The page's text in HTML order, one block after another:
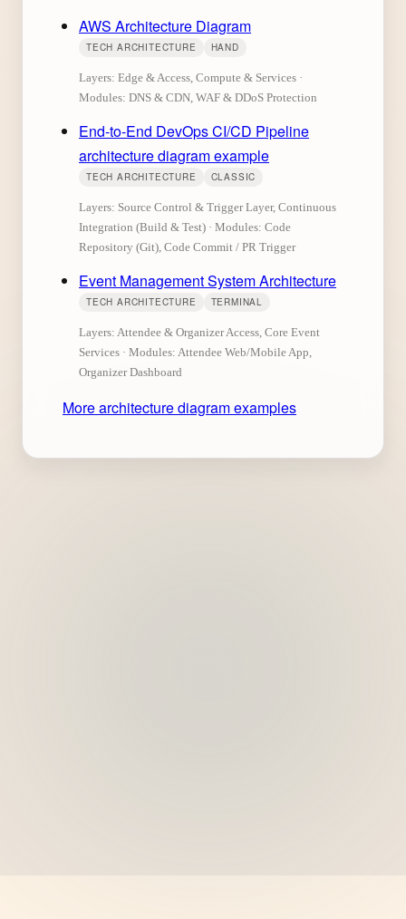
AWS Architecture Diagram
TECH ARCHITECTURE HAND
Layers: Edge & Access, Compute & Services ·
Modules: DNS & CDN, WAF & DDoS Protection
End-to-End DevOps CI/CD Pipeline
architecture diagram example
TECH ARCHITECTURE CLASSIC
Layers: Source Control & Trigger Layer, Continuous
Integration (Build & Test) · Modules: Code
Repository (Git), Code Commit / PR Trigger
Event Management System Architecture
TECH ARCHITECTURE TERMINAL
Layers: Attendee & Organizer Access, Core Event
Services · Modules: Attendee Web/Mobile App,
Organizer Dashboard
More architecture diagram examples